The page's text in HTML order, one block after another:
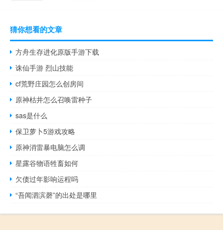
猜你想看的文章
方舟生存进化原版手游下载
诛仙手游 烈山技能
cf荒野庄园怎么创房间
原神枯井怎么召唤雷种子
sas是什么
保卫萝卜5游戏攻略
原神消雷暴电脑怎么调
星露谷物语牲畜如何
欠债过年影响运程吗
“吾闻泗滨磬”的出处是哪里